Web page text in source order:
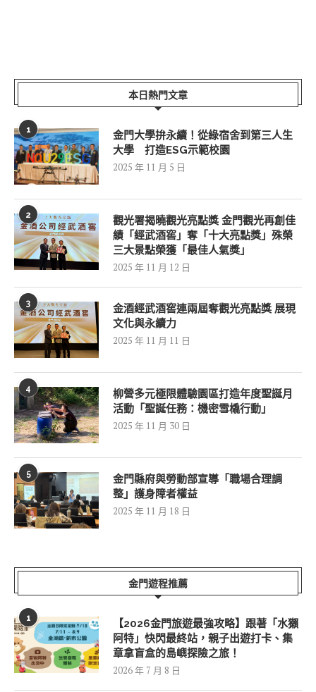
本日熱門文章
1
金門大學拚永續！從綠宿舍到第三人生
大學 打造ESG示範校園
2025 年 11 月 5 日
2
觀光署揭曉觀光亮點獎 金門觀光再創佳
績「經武酒窖」奪「十大亮點獎」殊榮
三大景點榮獲「最佳人氣獎」
2025 年 11 月 12 日
3
金酒經武酒窖連兩屆奪觀光亮點獎 展現
文化與永續力
2025 年 11 月 11 日
4
柳營多元極限體驗園區打造年度聖誕月
活動「聖誕任務：機密雪橇行動」
2025 年 11 月 30 日
5
金門縣府與勞動部宣導「職場合理調
整」護身障者權益
2025 年 11 月 18 日
金門遊程推薦
1
【2026金門旅遊最強攻略】跟著「水獺
阿特」快閃最終站，親子出遊打卡、集
章拿盲盒的島嶼探險之旅！
2026 年 7 月 8 日